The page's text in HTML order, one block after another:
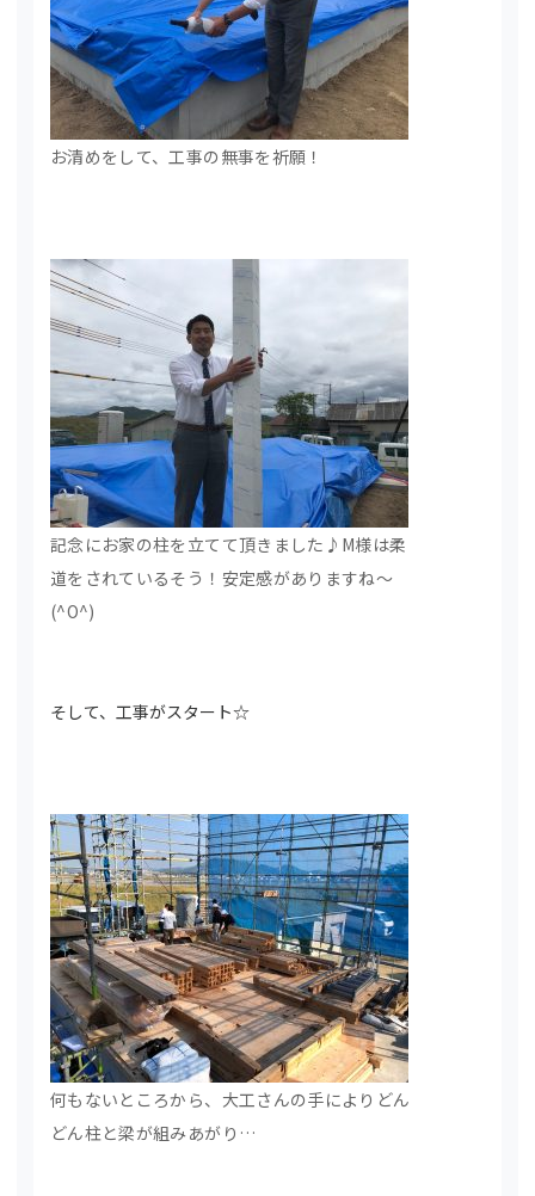
お清めをして、工事の無事を祈願！
記念にお家の柱を立てて頂きました♪M様は柔
道をされているそう！安定感がありますね～
(^O^)
そして、工事がスタート☆
何もないところから、大工さんの手によりどん
どん柱と梁が組みあがり…